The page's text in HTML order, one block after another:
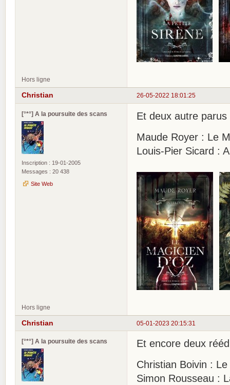
Hors ligne
26-05-2022 18:01:25
Christian
[°*°] A la poursuite des scans
Inscription : 19-01-2005
Messages : 20 438
Site Web
Et deux autre
Maude Royer : Le
Louis-Pier Sicard :
Hors ligne
05-01-2023 20:15:31
Christian
[°*°] A la poursuite des scans
Et encore deux
Christian Boivin :
Simon Rousseau :